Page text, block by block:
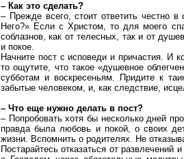
– Как это сделать?
– Прежде всего, стоит ответить честно
Него?» Если с Христом, то для моего
соблазнов, как оттелесных, так и от
и покое.
Начните пост с исповеди и причастия. И
то ощутите, что такое «душевное
субботам и воскресеньям. Придите к
забытые человеком, и, как следствие,
– Что еще нужно делать в пост?
– Попробовать хотя бы несколько дней
правда была любовь и покой, о своих
жизни. Вспомнить о родителях. Не
Постарайтесь отказаться от